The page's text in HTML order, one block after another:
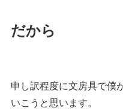
だから
申し訳程度に文房具で僕
いこうと思います。